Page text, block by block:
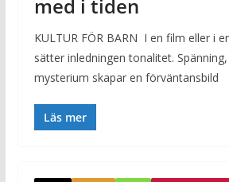
med i tiden
KULTUR FÖR BARN I en film eller i
sätter inledningen tonalitet.
mysterium skapar en förväntansbild
Läs mer